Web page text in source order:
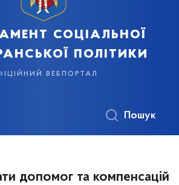
соціальної
політики
вебпортал
Пошук
допомог та компенсацій